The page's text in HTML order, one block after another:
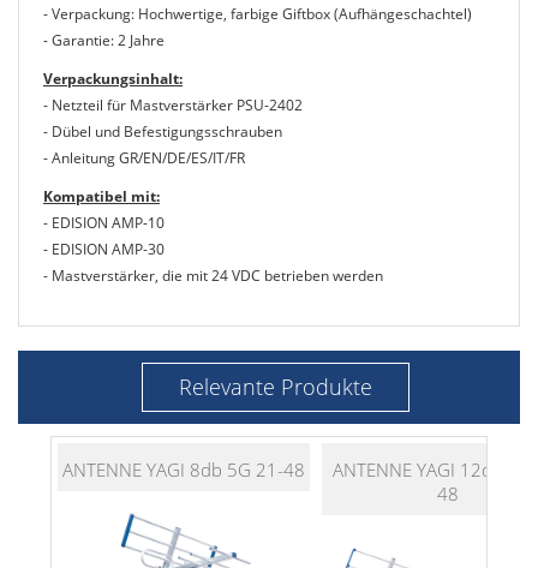
- Verpackung: Hochwertige, farbige Giftbox (Aufhängeschachtel)
- Garantie: 2 Jahre
Verpackungsinhalt:
- Netzteil für Mastverstärker PSU-2402
- Dübel und Befestigungsschrauben
- Anleitung GR/EN/DE/ES/IT/FR
Kompatibel mit:
- EDISION AMP-10
- EDISION AMP-30
- Mastverstärker, die mit 24 VDC betrieben werden
Relevante Produkte
ANTENNE YAGI 8db 5G 21-48
ANTENNE YAGI 12db
48